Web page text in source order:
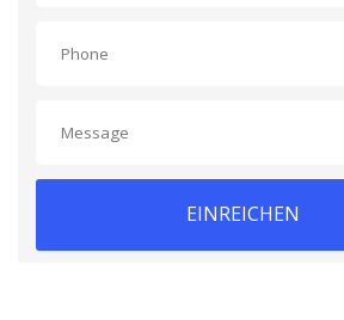
EINREICHEN